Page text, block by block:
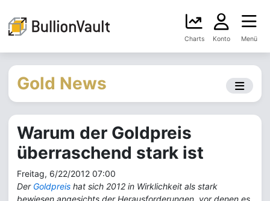
Charts Konto Menü
Gold News
Warum der Goldpreis
überraschend stark ist
Freitag, 6/22/2012 07:00
Der Goldpreis hat sich 2012 in Wirklichkeit als stark
bewiesen angesichts der Herausforderungen, vor denen es